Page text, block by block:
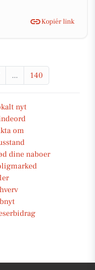
Kopiér link
... 140
nyt
om
dine naboer